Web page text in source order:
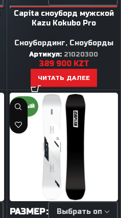
Capita сноуборд мужской
Kazu Kokubo Pro
Сноубординг, Сноуборды
Артикул: 21020300
389 900 KZT
ЧИТАТЬ ДАЛЕЕ
НОВЫЙ
РАЗМЕР